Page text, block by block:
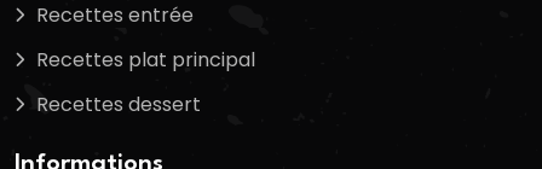
Recettes entrée
Recettes plat principal
Recettes dessert
Informations